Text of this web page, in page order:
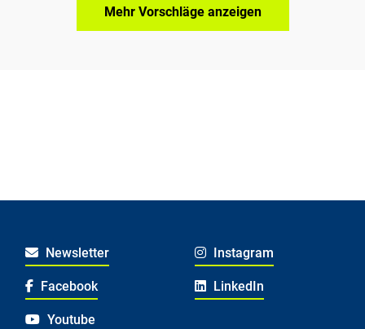
Mehr Vorschläge anzeigen
Newsletter Instagram
Facebook LinkedIn
Youtube